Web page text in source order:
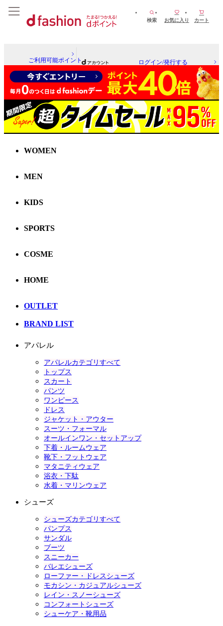
検索 お気に入り カート
ご利用可能ポイント ログイン/発行する
WOMEN
MEN
KIDS
SPORTS
COSME
HOME
OUTLET
BRAND LIST
アパレル
アパレルカテゴリすべて
トップス
スカート
パンツ
ワンピース
ドレス
ジャケット・アウター
スーツ・フォーマル
オールインワン・セットアップ
下着・ルームウェア
靴下・フットウェア
マタニティウェア
浴衣・下駄
水着・マリンウェア
シューズ
シューズカテゴリすべて
パンプス
サンダル
ブーツ
スニーカー
バレエシューズ
ローファー・ドレスシューズ
モカシン・カジュアルシューズ
レイン・スノーシューズ
コンフォートシューズ
シューケア・靴用品